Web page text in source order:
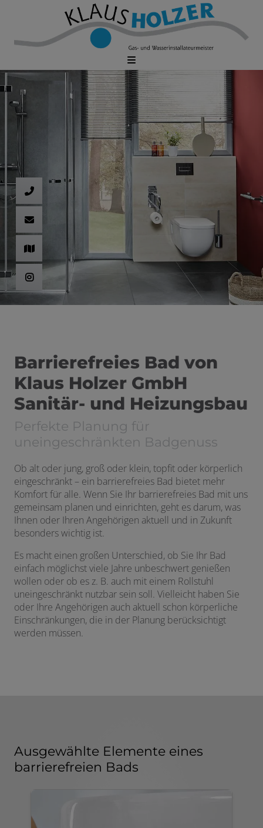
Barrierefreies Bad von
Klaus Holzer GmbH
Sanitär- und Heizungsbau
Perfekte Planung für
uneingeschränkten Badgenuss
Ob alt oder jung, groß oder klein, topfit oder körperlich
eingeschränkt – ein barrierefreies Bad bietet mehr
Komfort für alle. Wenn Sie Ihr barrierefreies Bad mit uns
gemeinsam planen und einrichten, geht es darum, was
Ihnen oder Ihren Angehörigen aktuell und in Zukunft
besonders wichtig ist.
Es macht einen großen Unterschied, ob Sie Ihr Bad
einfach möglichst viele Jahre unbeschwert genießen
wollen oder ob es z. B. auch mit einem Rollstuhl
uneingeschränkt nutzbar sein soll. Vielleicht haben Sie
oder Ihre Angehörigen auch aktuell schon körperliche
Einschränkungen, die in der Planung berücksichtigt
werden müssen.
Ausgewählte Elemente eines
barrierefreien Bads
schließen
und schließen
und schließen